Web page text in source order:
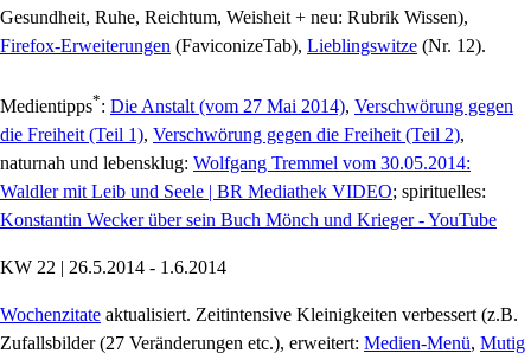
Gesundheit, Ruhe, Reichtum, Weisheit + neu: Rubrik Wissen),
Firefox-Erweiterungen (FaviconizeTab), Lieblingswitze (Nr. 12).
Medientipps*: Die Anstalt (vom 27 Mai 2014), Verschwörung gegen
die Freiheit (Teil 1), Verschwörung gegen die Freiheit (Teil 2),
naturnah und lebensklug: Wolfgang Tremmel vom 30.05.2014:
Waldler mit Leib und Seele | BR Mediathek VIDEO; spirituelles:
Konstantin Wecker über sein Buch Mönch und Krieger - YouTube
KW 22 | 26.5.2014 - 1.6.2014
Wochenzitate aktualisiert. Zeitintensive Kleinigkeiten verbessert (z.B.
Zufallsbilder (27 Veränderungen etc.), erweitert: Medien-Menü, Mutig